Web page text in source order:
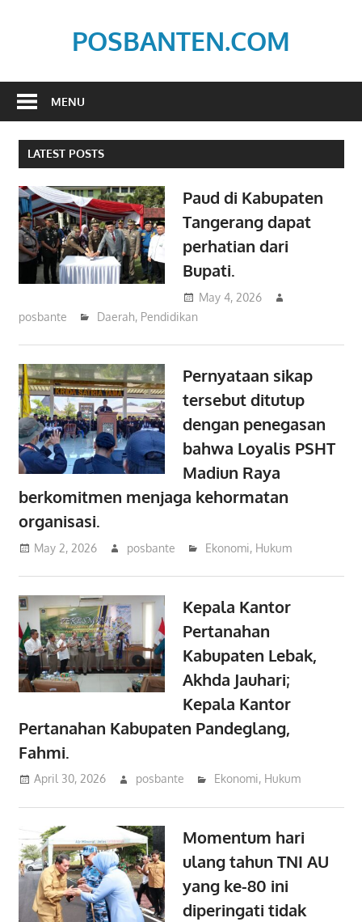
POSBANTEN.COM
Dan
Aspirasi
Rakyat
MENU
LATEST POSTS
Paud di Kabupaten
Tangerang dapat
perhatian dari
Bupati.
May 4, 2026
posbante
Daerah, Pendidikan
Pernyataan sikap
tersebut ditutup
dengan penegasan
bahwa Loyalis PSHT
Madiun Raya
berkomitmen menjaga kehormatan
organisasi.
May 2, 2026 posbante Ekonomi, Hukum
Kepala Kantor
Pertanahan
Kabupaten Lebak,
Akhda Jauhari;
Kepala Kantor
Pertanahan Kabupaten Pandeglang,
Fahmi.
April 30, 2026 posbante Ekonomi, Hukum
Momentum hari
ulang tahun TNI AU
yang ke-80 ini
diperingati tidak